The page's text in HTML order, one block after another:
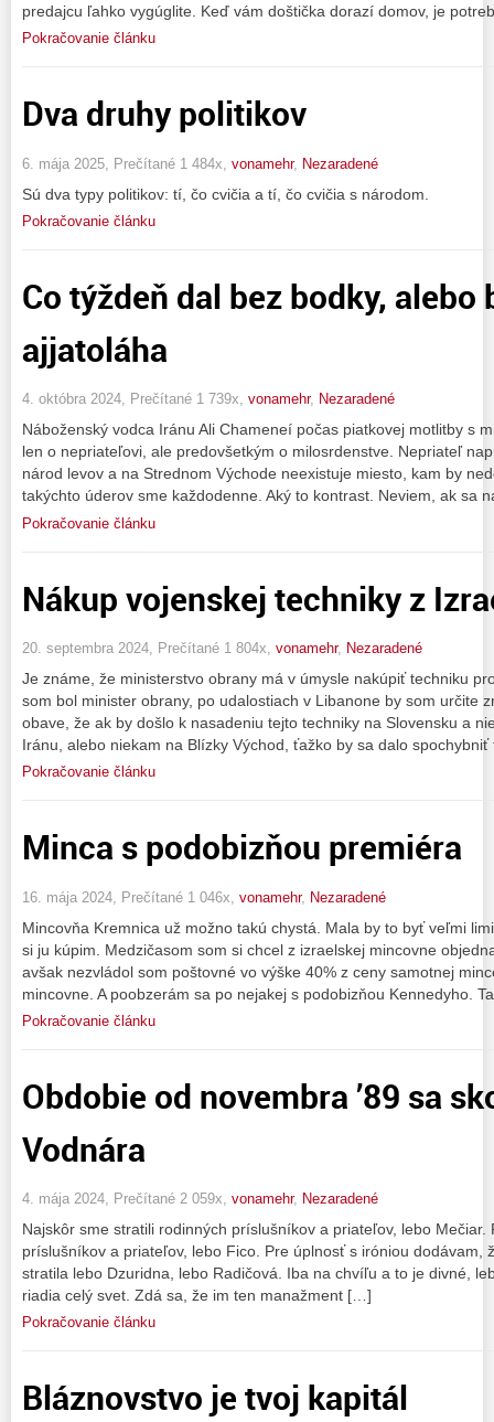
predajcu ľahko vygúglite. Keď vám doštička dorazí domov, je
Pokračovanie článku
Dva druhy politikov
6. mája 2025, Prečítané 1 484x, vonamehr, Nezaradené
Sú dva typy politikov: tí, čo cvičia a tí, čo cvičia s národom.
Pokračovanie článku
Co týždeň dal bez bodky, alebo
ajjatoláha
4. októbra 2024, Prečítané 1 739x, vonamehr, Nezaradené
Náboženský vodca Iránu Ali Chameneí počas piatkovej motlitby s
len o nepriateľovi, ale predovšetkým o milosrdenstve. Nepriateľ
národ levov a na Strednom Východe neexistuje miesto, kam by
takýchto úderov sme každodenne. Aký to kontrast. Neviem, ak sa
Pokračovanie článku
Nákup vojenskej techniky z
20. septembra 2024, Prečítané 1 804x, vonamehr, Nezaradené
Je známe, že ministerstvo obrany má v úmysle nakúpiť techniku
som bol minister obrany, po udalostiach v Libanone by som určite
obave, že ak by došlo k nasadeniu tejto techniky na Slovensku a
Iránu, alebo niekam na Blízky Východ, ťažko by sa dalo
Pokračovanie článku
Minca s podobizňou premiéra
16. mája 2024, Prečítané 1 046x, vonamehr, Nezaradené
Mincovňa Kremnica už možno takú chystá. Mala by to byť veľmi
si ju kúpim. Medzičasom som si chcel z izraelskej mincovne
avšak nezvládol som poštovné vo výške 40% z ceny samotnej
mincovne. A poobzerám sa po nejakej s podobizňou Kennedyho.
Pokračovanie článku
Obdobie od novembra ’89 sa
Vodnára
4. mája 2024, Prečítané 2 059x, vonamehr, Nezaradené
Najskôr sme stratili rodinných príslušníkov a priateľov, lebo Mečiar.
príslušníkov a priateľov, lebo Fico. Pre úplnosť s iróniou dodávam,
stratila lebo Dzuridna, lebo Radičová. Iba na chvíľu a to je divné,
riadia celý svet. Zdá sa, že im ten manažment […]
Pokračovanie článku
Bláznovstvo je tvoj kapitál